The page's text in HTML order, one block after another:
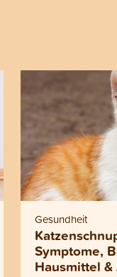
Gesundheit
Symptome,
Hausmittel